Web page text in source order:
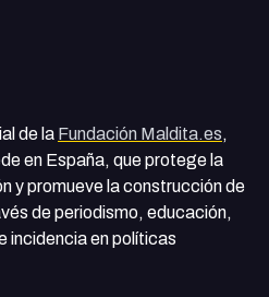
de la Fundación Maldita.es,
en España, que protege la
y promueve la construcción de
de periodismo, educación,
incidencia en políticas